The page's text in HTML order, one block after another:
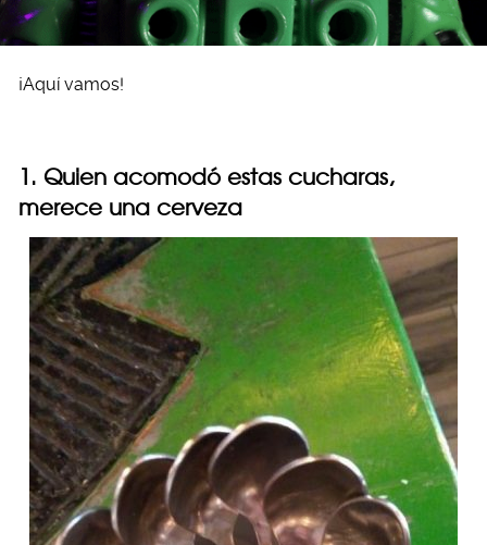
¡Aquí vamos!
1. Quien acomodó estas cucharas,
merece una cerveza